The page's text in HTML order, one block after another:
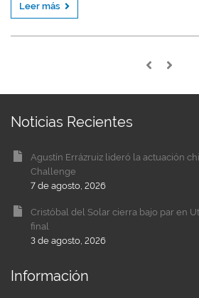
Leer más
Noticias Recientes
Agustín Errázruiz lideró la actuación
Challenge
7 de agosto, 2026
Cristóbal del Solar cierra bajo par en
final
3 de agosto, 2026
Información